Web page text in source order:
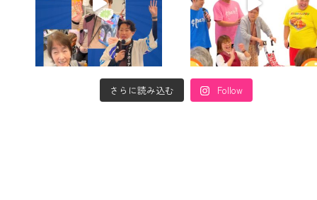
さらに読み込む Follow